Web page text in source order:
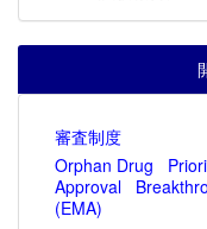
審査制度
Orphan Drug
Approval
(EMA)